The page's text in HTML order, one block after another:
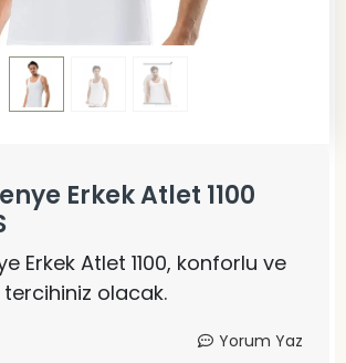
Erkek Atlet 1100
Erkek Atlet 1100, konforlu ve
tercihiniz olacak.
Yorum Yaz